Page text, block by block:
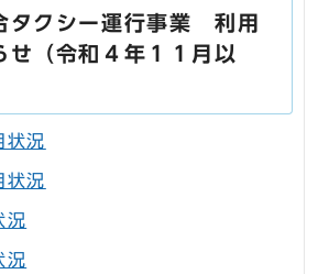
タクシー運行事業 利用
せ（令和４年１１月以
状況
状況
況
況